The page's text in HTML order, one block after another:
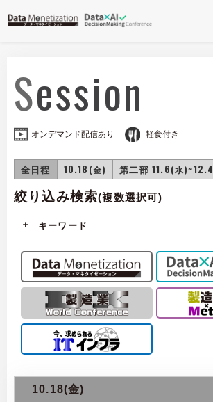
Session
全日程 10.18 (金) 第二部 11.6(水)~12.4
オンデマンド配信あり 軽食付き
絞り込み検索(複数選択可)
キーワード
10.18(金)